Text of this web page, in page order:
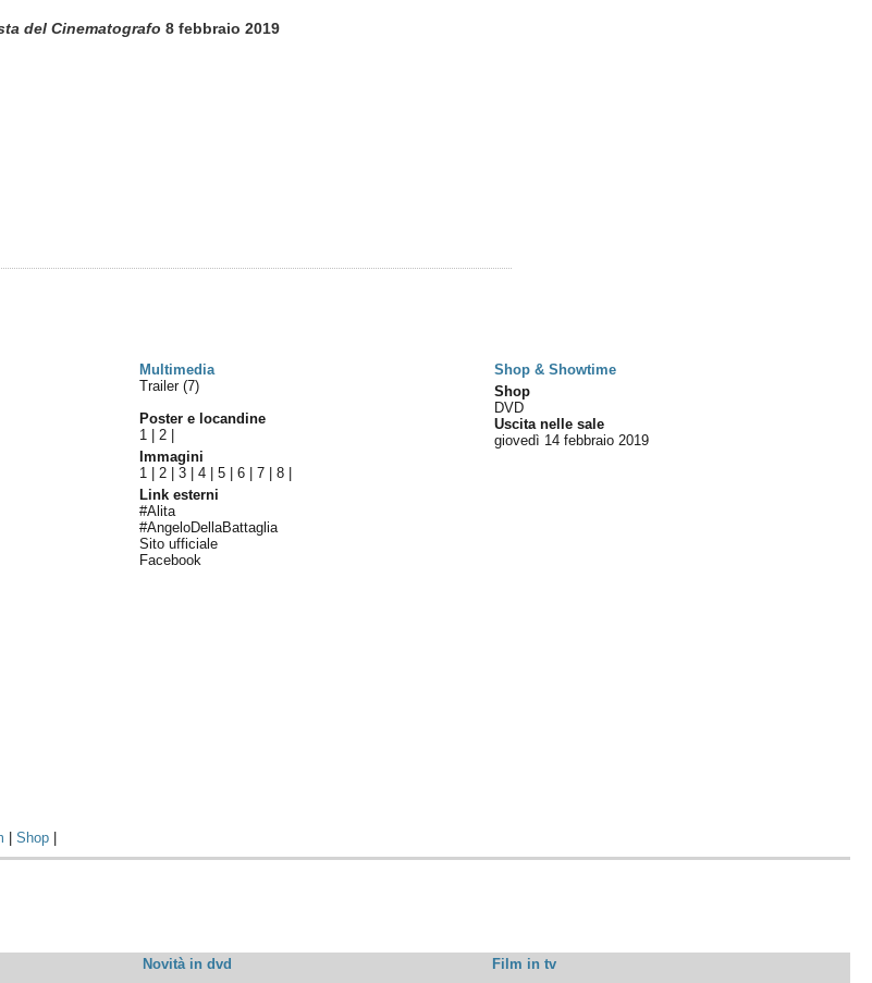
del Cinematografo 8 febbraio 2019
Multimedia
Shop & Showtime
Trailer (7)
Poster e locandine
1 |2
Immagini
1 |2 |3 |4 |5 |6 |7 |8
Link esterni
#Alita
#AngeloDellaBattaglia
Sito ufficiale
Facebook
Shop
DVD
Uscita nelle sale
giovedì 14 febbraio 2019
|Shop
Novità in dvd
Film in tv